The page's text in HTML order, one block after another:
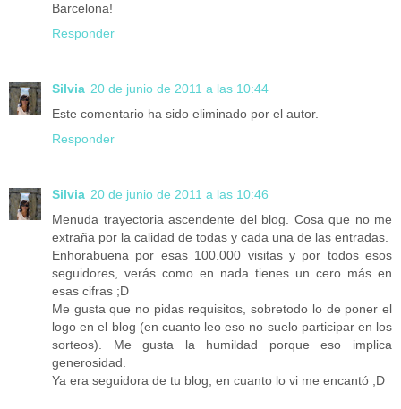
Barcelona!
Responder
Silvia 20 de junio de 2011 a las 10:44
Este comentario ha sido eliminado por el autor.
Responder
Silvia 20 de junio de 2011 a las 10:46
Menuda trayectoria ascendente del blog. Cosa que no me
extraña por la calidad de todas y cada una de las entradas.
Enhorabuena por esas 100.000 visitas y por todos esos
seguidores, verás como en nada tienes un cero más en
esas cifras ;D
Me gusta que no pidas requisitos, sobretodo lo de poner el
logo en el blog (en cuanto leo eso no suelo participar en los
sorteos). Me gusta la humildad porque eso implica
generosidad.
Ya era seguidora de tu blog, en cuanto lo vi me encantó ;D